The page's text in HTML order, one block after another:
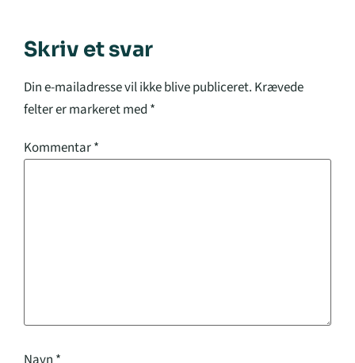
Skriv et svar
Din e-mailadresse vil ikke blive publiceret. Krævede
felter er markeret med *
Kommentar*